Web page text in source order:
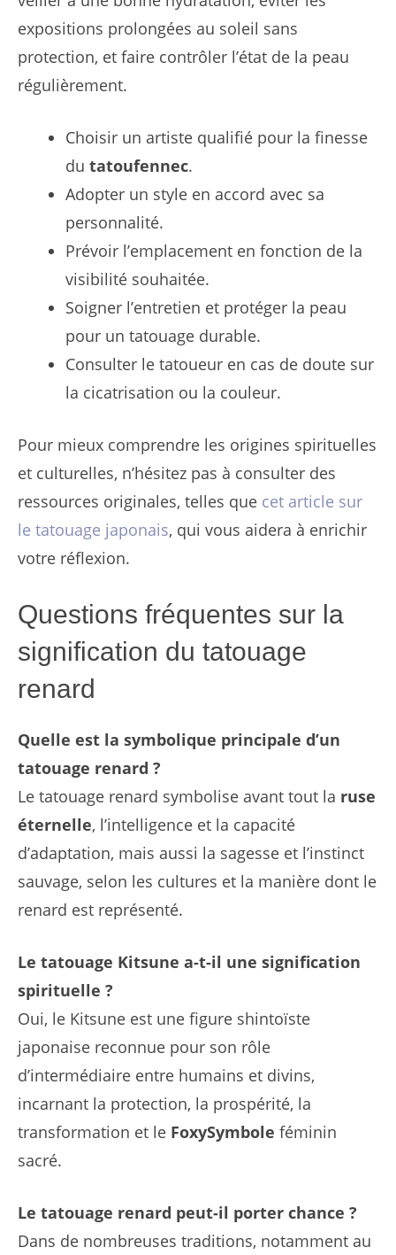
expositions prolongées au soleil sans
protection, et faire contrôler l’état de la peau
régulièrement.
Choisir un artiste qualifié pour la finesse
du tatoufennec.
Adopter un style en accord avec sa
personnalité.
Prévoir l’emplacement en fonction de la
visibilité souhaitée.
Soigner l’entretien et protéger la peau
pour un tatouage durable.
Consulter le tatoueur en cas de doute sur
la cicatrisation ou la couleur.
Pour mieux comprendre les origines spirituelles
et culturelles, n’hésitez pas à consulter des
ressources originales, telles que cet article sur
le tatouage japonais, qui vous aidera à enrichir
votre réflexion.
Questions fréquentes sur la
signification du tatouage
renard
Quelle est la symbolique principale d’un
tatouage renard ?
Le tatouage renard symbolise avant tout la ruse
éternelle, l’intelligence et la capacité
d’adaptation, mais aussi la sagesse et l’instinct
sauvage, selon les cultures et la manière dont le
renard est représenté.
Le tatouage Kitsune a-t-il une signification
spirituelle ?
Oui, le Kitsune est une figure shintoïste
japonaise reconnue pour son rôle
d’intermédiaire entre humains et divins,
incarnant la protection, la prospérité, la
transformation et le FoxySymbole féminin
sacré.
Le tatouage renard peut-il porter chance ?
Dans de nombreuses traditions, notamment au